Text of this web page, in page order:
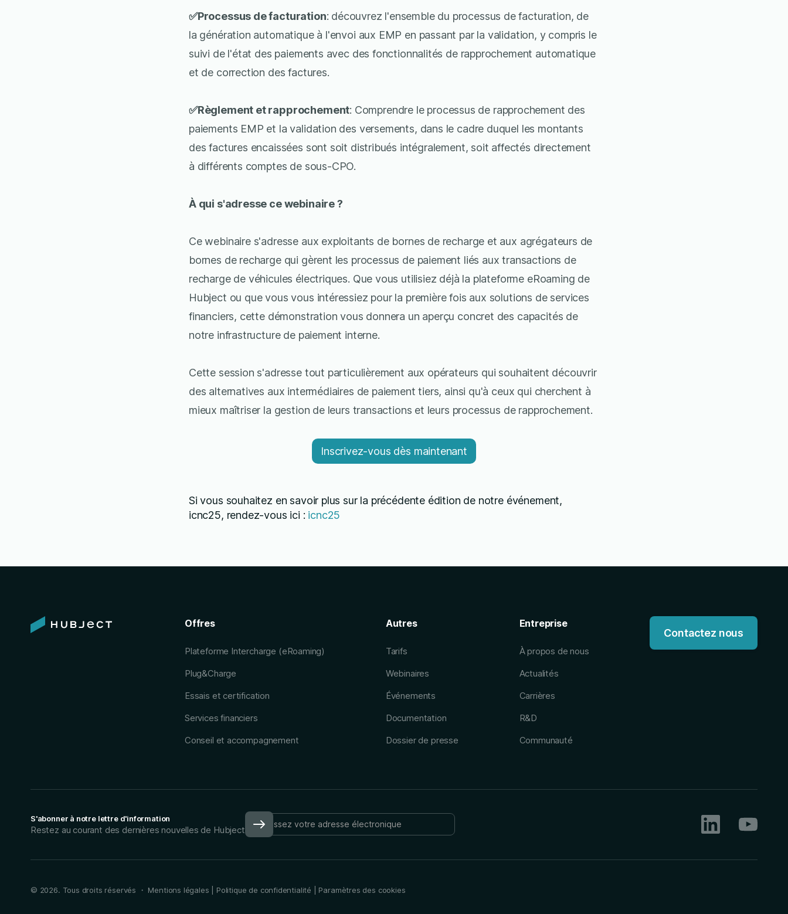
✅Processus de facturation: découvrez l'ensemble du processus de facturation, de
la génération automatique à l'envoi aux EMP en passant par la validation, y compris le
suivi de l'état des paiements avec des fonctionnalités de rapprochement automatique
et de correction des factures.
✅Règlement et rapprochement: Comprendre le processus de rapprochement des
paiements EMP et la validation des versements, dans le cadre duquel les montants
des factures encaissées sont soit distribués intégralement, soit affectés directement
à différents comptes de sous-CPO.
À qui s'adresse ce webinaire ?
Ce webinaire s'adresse aux exploitants de bornes de recharge et aux agrégateurs de
bornes de recharge qui gèrent les processus de paiement liés aux transactions de
recharge de véhicules électriques. Que vous utilisiez déjà la plateforme eRoaming de
Hubject ou que vous vous intéressiez pour la première fois aux solutions de services
financiers, cette démonstration vous donnera un aperçu concret des capacités de
notre infrastructure de paiement interne.
Cette session s'adresse tout particulièrement aux opérateurs qui souhaitent découvrir
des alternatives aux intermédiaires de paiement tiers, ainsi qu'à ceux qui cherchent à
mieux maîtriser la gestion de leurs transactions et leurs processus de rapprochement.
Inscrivez-vous dès maintenant
Si vous souhaitez en savoir plus sur la précédente édition de notre événement,
icnc25, rendez-vous ici : icnc25
Offres
Plateforme Intercharge (eRoaming)
Plug&Charge
Essais et certification
Services financiers
Conseil et accompagnement
Autres
Tarifs
Webinaires
Événements
Documentation
Dossier de presse
Entreprise
À propos de nous
Actualités
Carrières
R&D
Communauté
Contactez nous
S'abonner à notre lettre d'information
Restez au courant des dernières nouvelles de Hubject
© 2026. Tous droits réservés ・ Mentions légales Politique de confidentialité Paramètres des cookies